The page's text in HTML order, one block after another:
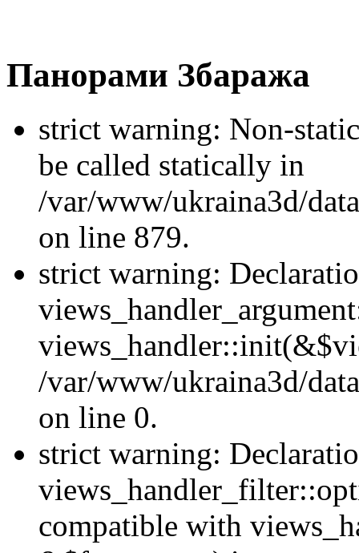
Панорами Збаража
strict warning: Non-
be called statically in
/var/www/ukraina3d/
on line 879.
strict warning:
/var/www/ukraina3d/
on line 0.
strict warning:
compatible with